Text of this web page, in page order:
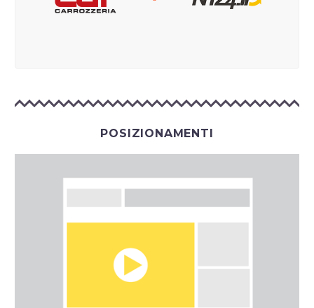
POSIZIONAMENTI